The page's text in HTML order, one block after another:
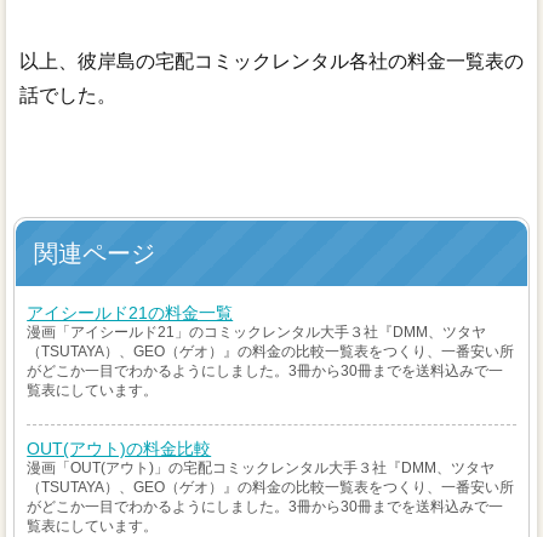
以上、彼岸島の宅配コミックレンタル各社の料金一覧表の
話でした。
関連ページ
アイシールド21の料金一覧
漫画「アイシールド21」のコミックレンタル大手３社『DMM、ツタヤ
（TSUTAYA）、GEO（ゲオ）』の料金の比較一覧表をつくり、一番安い所
がどこか一目でわかるようにしました。3冊から30冊までを送料込みで一
覧表にしています。
OUT(アウト)の料金比較
漫画「OUT(アウト)」の宅配コミックレンタル大手３社『DMM、ツタヤ
（TSUTAYA）、GEO（ゲオ）』の料金の比較一覧表をつくり、一番安い所
がどこか一目でわかるようにしました。3冊から30冊までを送料込みで一
覧表にしています。